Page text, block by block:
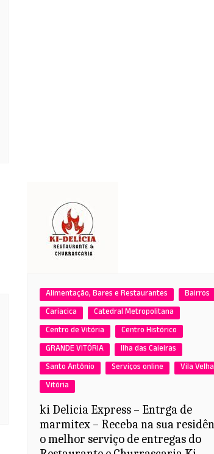
Alimentação, Bares e Restaurantes
Bairros
Cariacica
Catedral Metropolitana
Centro de Vitória
Centro Histórico
GRANDE VITÓRIA
Ilha das Caieiras
Santo Antônio
Serviços online
Vila Velha
Vitória
ki Delicia Express – Entrga de
marmitex – Receba na sua
o melhor serviço de entregas do